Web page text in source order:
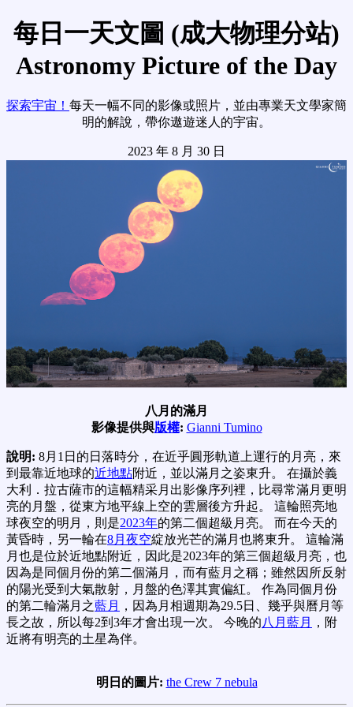
每日一天文圖 (成大物理分站)
Astronomy Picture of the Day
探索宇宙！ 每天一幅不同的影像或照片，並由專業天文學家簡
明的解說，帶你遨遊迷人的宇宙。
2023 年 8 月 30 日
八月的滿月
影像提供與版權: Gianni Tumino
說明: 8月1日的日落時分，在近乎圓形軌道上運行的月亮，來
到最靠近地球的近地點附近，並以滿月之姿東升。 在攝於義
大利．拉古薩市的這幅精采月出影像序列裡，比尋常滿月更明
亮的月盤，從東方地平線上空的雲層後方升起。 這輪照亮地
球夜空的明月，則是2023年的第二個超級月亮。 而在今天的
黃昏時，另一輪在8月夜空綻放光芒的滿月也將東升。 這輪滿
月也是位於近地點附近，因此是2023年的第三個超級月亮，也
因為是同個月份的第二個滿月，而有藍月之稱；雖然因所反射
的陽光受到大氣散射，月盤的色澤其實偏紅。 作為同個月份
的第二輪滿月之藍月
，因為月相週期為29.5日、幾乎與曆月等
長之故，所以每2到3年才會出現一次。 今晚的八月藍月
，附
近將有明亮的土星為伴。
明日的圖片: the Crew 7 nebula